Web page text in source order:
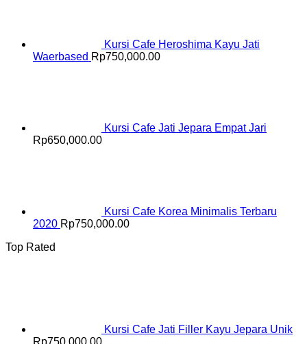
Kursi Cafe Heroshima Kayu Jati
Waerbased Rp750,000.00
Kursi Cafe Jati Jepara Empat Jari
Rp650,000.00
Kursi Cafe Korea Minimalis Terbaru
2020 Rp750,000.00
Top Rated
Kursi Cafe Jati Filler Kayu Jepara Unik